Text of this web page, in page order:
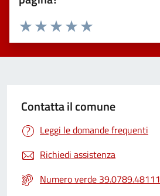
Valuta 5 stelle su 5
Valuta 4 stelle su 5
Valuta 3 stelle su 5
Valuta 2 stelle su 5
Valuta 1 stelle su 5
Contatta il comune
Leggi le domande frequenti
Richiedi assistenza
Numero verde 39.0789.48111